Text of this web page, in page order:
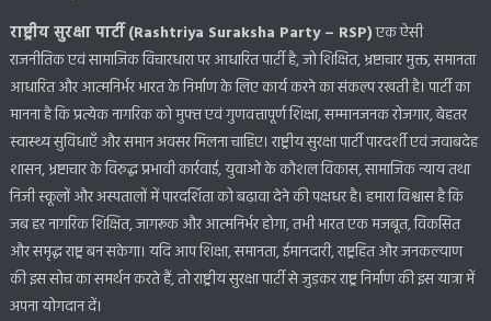
राष्ट्रीय सुरक्षा पार्टी (Rashtriya Suraksha Party – RSP)एक ऐसी
राजनीतिक एवं सामाजिक विचारधारा पर आधारित पार्टी है, जो शिक्षित, भ्रष्टाचार मुक्त, समानता
आधारित और आत्मनिर्भर भारत के निर्माण के लिए कार्य करने का संकल्प रखती है। पार्टी का
मानना है कि प्रत्येक नागरिक को मुफ्त एवं गुणवत्तापूर्ण शिक्षा, सम्मानजनक रोजगार, बेहतर
स्वास्थ्य सुविधाएँ और समान अवसर मिलना चाहिए। राष्ट्रीय सुरक्षा पार्टी पारदर्शी एवं जवाबदेह
शासन, भ्रष्टाचार के विरुद्ध प्रभावी कार्रवाई, युवाओं के कौशल विकास, सामाजिक न्याय तथा
निजी स्कूलों और अस्पतालों में पारदर्शिता को बढ़ावा देने की पक्षधर है। हमारा विश्वास है कि
जब हर नागरिक शिक्षित, जागरूक और आत्मनिर्भर होगा, तभी भारत एक मजबूत, विकसित
और समृद्ध राष्ट्र बन सकेगा। यदि आप शिक्षा, समानता, ईमानदारी, राष्ट्रहित और जनकल्याण
की इस सोच का समर्थन करते हैं, तो राष्ट्रीय सुरक्षा पार्टी से जुड़कर राष्ट्र निर्माण की इस यात्रा में
अपना योगदान दें।